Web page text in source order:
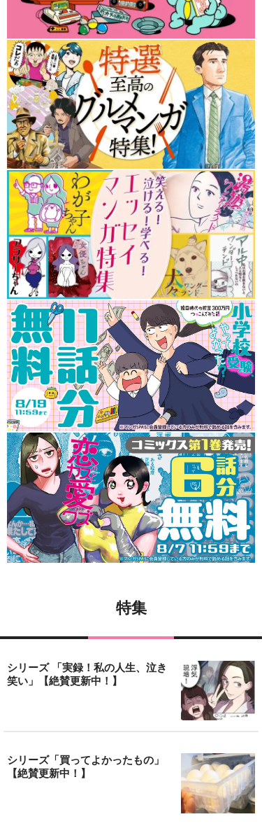
特集
シリーズ 「実録！私の人生、泣き
笑い」【絶賛更新中！】
シリーズ「買ってよかったもの」
【絶賛更新中！】